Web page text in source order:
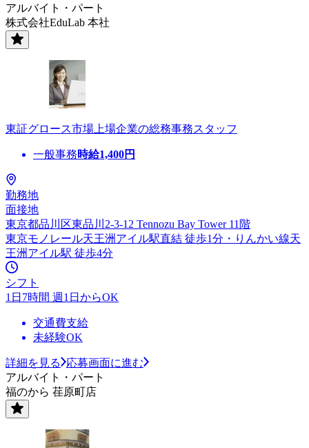
アルバイト・パート
株式会社EduLab 本社
東証グロース市場上場企業の総務事務スタッフ
一般事務時給1,400円
勤務地
面接地
東京都品川区東品川2-3-12 Tennozu Bay Tower 11階
東京モノレール天王洲アイル駅直結 徒歩1分・りんかい線天
王洲アイル駅 徒歩4分
シフト
1日7時間 週1日からOK
交通費支給
未経験OK
詳細を見る
応募画面に進む
アルバイト・パート
福のから 荏原町店